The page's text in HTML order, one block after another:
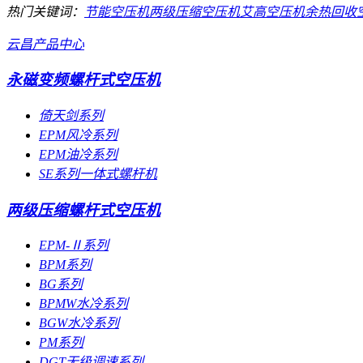
热门关键词： 节能空压机两级压缩空压机艾高空压机余热回收
云昌产品中心
永磁变频螺杆式空压机
倚天剑系列
EPM风冷系列
EPM油冷系列
SE系列一体式螺杆机
两级压缩螺杆式空压机
EPM-Ⅱ系列
BPM系列
BG系列
BPMW水冷系列
BGW水冷系列
PM系列